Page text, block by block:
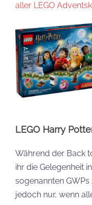
aller LEGO
LEGO Harry
Während der Back
ihr die Gelegenheit
sogenannten
jedoch nur, wenn